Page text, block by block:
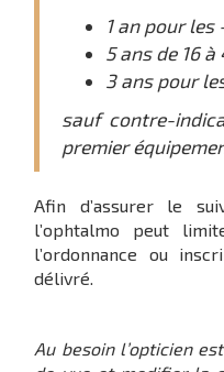
1 an pour les
5 ans de 16 à
3 ans pour
sauf contre-
premier
Afin d’assurer le
l’ophtalmo peut
l’ordonnance ou
délivré.
Au besoin l’opticien